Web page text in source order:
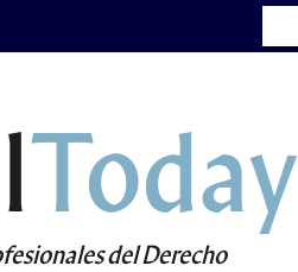
Today
del Derecho